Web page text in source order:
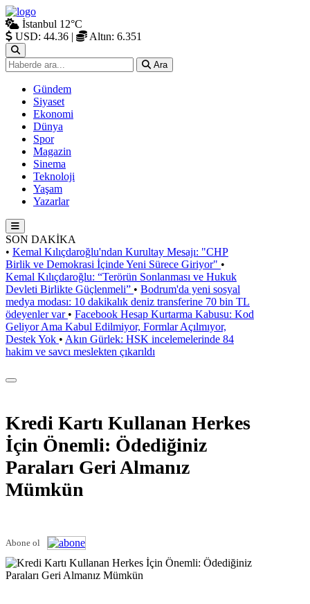
İstanbul 12°C
USD: 44.36 | Altın: 6.351
Ara
Gündem
Siyaset
Ekonomi
Dünya
Spor
Magazin
Sinema
Teknoloji
Yaşam
Yazarlar
SON DAKİKA
• Kemal Kılıçdaroğlu'ndan Kurultay Mesajı: "CHP
Birlik ve Demokrasi İçinde Yeni Sürece Giriyor" •
Kemal Kılıçdaroğlu: “Terörün Sonlanması ve Hukuk
Devleti Birlikte Güçlenmeli” • Bodrum'da yeni sosyal
medya modası: 10 dakikalık deniz transferine 70 bin TL
ödeyenler var • Facebook Hesap Kurtarma Kabusu: Kod
Geliyor Ama Kabul Edilmiyor, Formlar Açılmıyor,
Destek Yok • Akın Gürlek: HSK incelemelerinde 84
hakim ve savcı meslekten çıkarıldı
Kredi Kartı Kullanan Herkes
İçin Önemli: Ödediğiniz
Paraları Geri Almanız
Mümkün
Abone ol